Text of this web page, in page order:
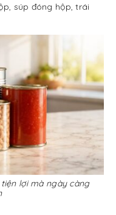
súp đóng hộp, trái
lợi mà ngày càng